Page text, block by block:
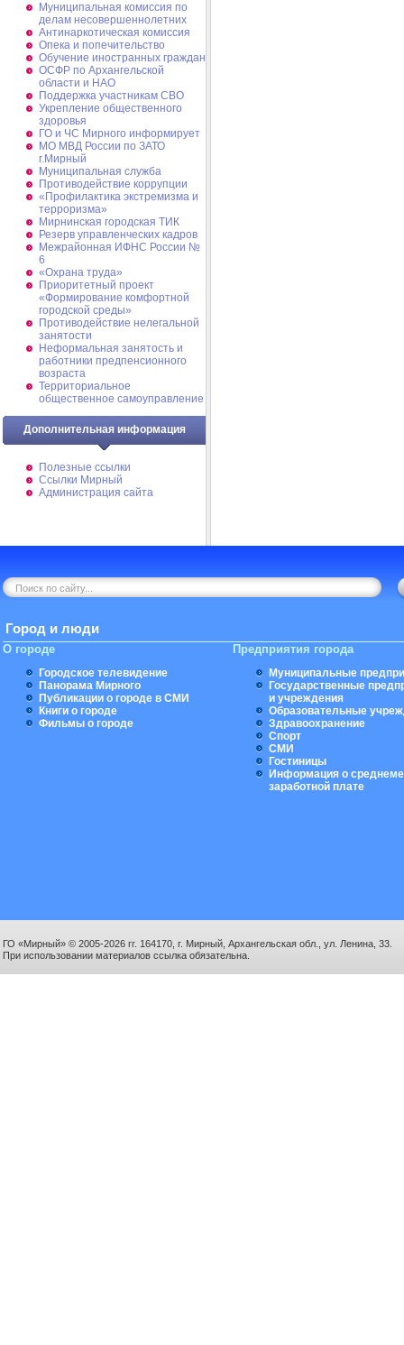
Муниципальная комиссия по
делам несовершеннолетних
Антинаркотическая комиссия
Опека и попечительство
Обучение иностранных граждан
ОСФР по Архангельской
области и НАО
Поддержка участникам СВО
Укрепление общественного
здоровья
ГО и ЧС Мирного информирует
МО МВД России по ЗАТО
г.Мирный
Муниципальная cлужба
Противодействие коррупции
«Профилактика экстремизма и
терроризма»
Мирнинская городская ТИК
Резерв управленческих кадров
Межрайонная ИФНС России №
6
«Охрана труда»
Приоритетный проект
«Формирование комфортной
городской среды»
Противодействие нелегальной
занятости
Неформальная занятость и
работники предпенсионного
возраста
Территориальное
общественное самоуправление
Дополнительная информация
Полезные ссылки
Ссылки Мирный
Администрация сайта
Город и люди
О городе
Городское телевидение
Панорама Мирного
Публикации о городе в СМИ
Книги о городе
Фильмы о городе
Предприятия города
Муниципальные
Государственные
и учреждения
Образовательные
Здравоохранение
Спорт
СМИ
Гостиницы
Информация о
заработной плате
ГО «Мирный» © 2005-2026 гг. 164170, г. Мирный, Архангельская обл., ул. Ленина, 33.
При использовании материалов ссылка обязательна.